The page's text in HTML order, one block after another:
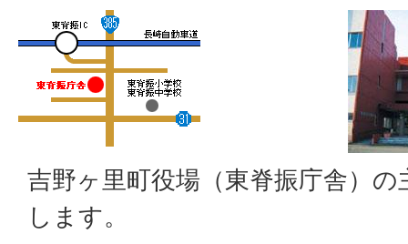
吉野ヶ里町役場（東脊振庁舎）
します。